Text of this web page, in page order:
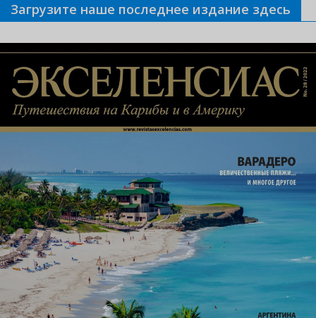
Загрузите наше последнее издание здесь